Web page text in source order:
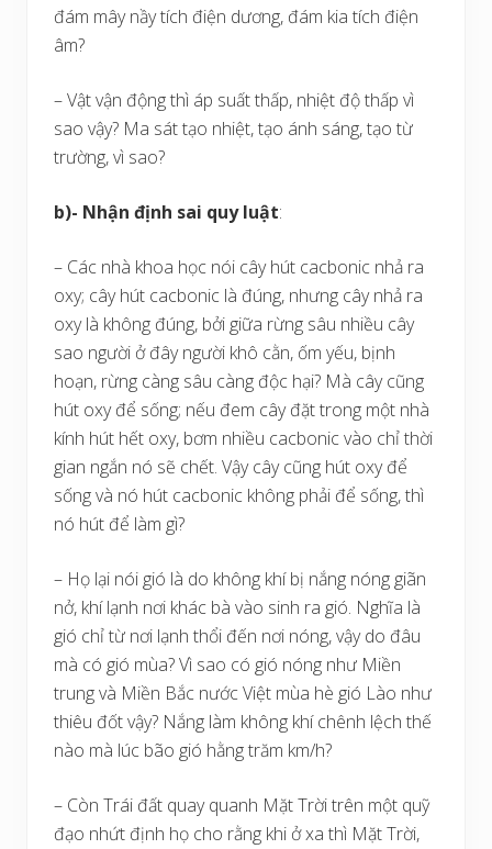
đám mây nầy tích điện dương, đám kia tích điện
âm?
– Vật vận động thì áp suất thấp, nhiệt độ thấp vì
sao vậy? Ma sát tạo nhiệt, tạo ánh sáng, tạo từ
trường, vì sao?
b)- Nhận định sai quy luật:
– Các nhà khoa học nói cây hút cacbonic nhả ra
oxy; cây hút cacbonic là đúng, nhưng cây nhả ra
oxy là không đúng, bởi giữa rừng sâu nhiều cây
sao người ở đây người khô cằn, ốm yếu, bịnh
hoạn, rừng càng sâu càng độc hại? Mà cây cũng
hút oxy để sống; nếu đem cây đặt trong một nhà
kính hút hết oxy, bơm nhiều cacbonic vào chỉ thời
gian ngắn nó sẽ chết. Vậy cây cũng hút oxy để
sống và nó hút cacbonic không phải để sống, thì
nó hút để làm gì?
– Họ lại nói gió là do không khí bị nắng nóng giãn
nở, khí lạnh nơi khác bà vào sinh ra gió. Nghĩa là
gió chỉ từ nơi lạnh thổi đến nơi nóng, vậy do đâu
mà có gió mùa? Vì sao có gió nóng như Miền
trung và Miền Bắc nước Việt mùa hè gió Lào như
thiêu đốt vậy? Nắng làm không khí chênh lệch thế
nào mà lúc bão gió hằng trăm km/h?
– Còn Trái đất quay quanh Mặt Trời trên một quỹ
đạo nhứt định họ cho rằng khi ở xa thì Mặt Trời,